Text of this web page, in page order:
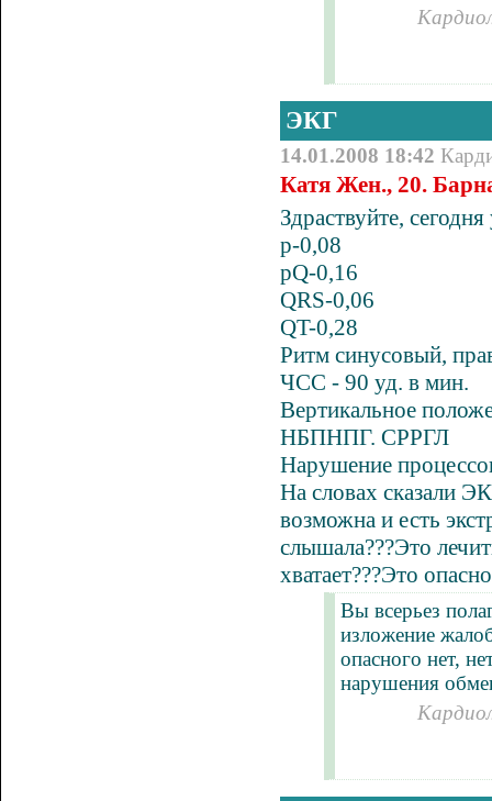
ЭКГ
14.01.2008 18:42
Катя Жен., 20.
Здраствуйте,
p-0,08
pQ-0,16
QRS-0,06
QT-0,28
Ритм синусовый,
ЧСС - 90 уд. в мин.
Вертикальное
НБПНПГ. СРРГЛ
Нарушение
На словах сказали
возможна и есть
слышала???Это
хватает???Это
Вы всерьез
изложение
опасного нет,
нарушения